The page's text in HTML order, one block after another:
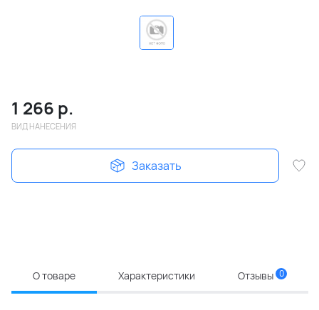
1 266 р.
ВИД НАНЕСЕНИЯ
Заказать
О товаре Характеристики Отзывы 0